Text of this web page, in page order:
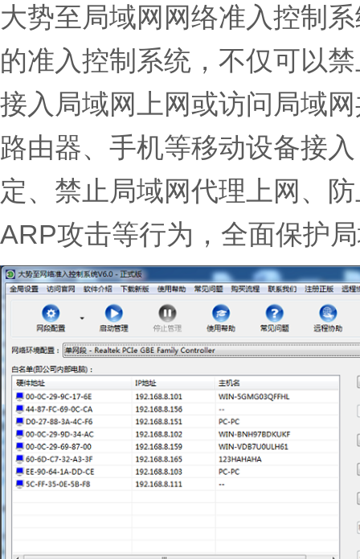
大势至局域网网络准入控制
的准入控制系统，不仅可以
接入局域网上网或访问局域
路由器、手机等移动设备接
定、禁止局域网代理上网、
ARP攻击等行为，全面保护